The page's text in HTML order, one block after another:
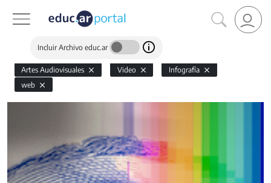
Incluir Archivo educ.ar
Artes Audiovisuales Video
Infografía
web